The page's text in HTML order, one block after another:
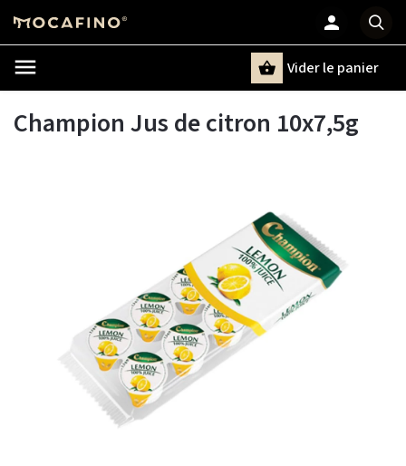
Chercher
Vider le panier
Champion Jus de citron 10x7,5g